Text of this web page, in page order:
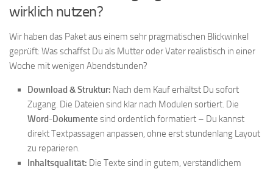
wirklich nutzen?
Wir haben das Paket aus einem sehr pragmatischen Blickwinkel
geprüft: Was schaffst Du als Mutter oder Vater realistisch in einer
Woche mit wenigen Abendstunden?
Download & Struktur: Nach dem Kauf erhältst Du sofort
Zugang. Die Dateien sind klar nach Modulen sortiert. Die
Word-Dokumente sind ordentlich formatiert – Du kannst
direkt Textpassagen anpassen, ohne erst stundenlang Layout
zu reparieren.
Inhaltsqualität: Die Texte sind in gutem, verständlichem